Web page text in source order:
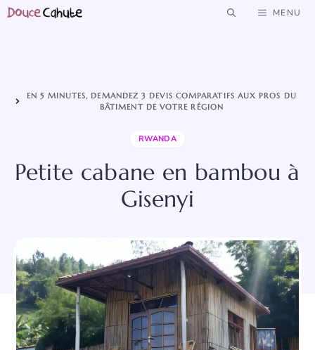
Aller
MENU
EN 5 MINUTES, DEMANDEZ 3 DEVIS COMPARATIFS AUX PROS DU
BÂTIMENT DE VOTRE RÉGION
RWANDA
Petite cabane en bambou à
Gisenyi